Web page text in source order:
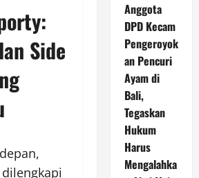
Side
dilengkapi
Anggota
DPD Kecam
Pengeroyok
an Pencuri
Ayam di
Bali,
Tegaskan
Hukum
Harus
Mengalahka